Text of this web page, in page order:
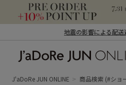
地震の影響による配送
ン オンライン）
J'aDoRe JUN ONLINE 商品検索 (#ショ